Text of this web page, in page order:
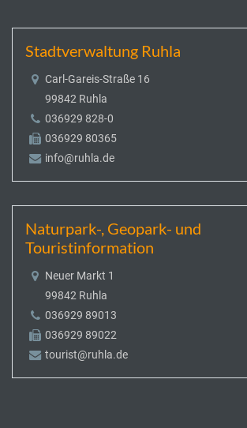
Stadtverwaltung Ruhla
Carl-Gareis-Straße 16
99842 Ruhla
036929 828-0
036929 80365
info@ruhla.de
Naturpark-, Geopark- und
Touristinformation
Neuer Markt 1
99842 Ruhla
036929 89013
036929 89022
tourist@ruhla.de